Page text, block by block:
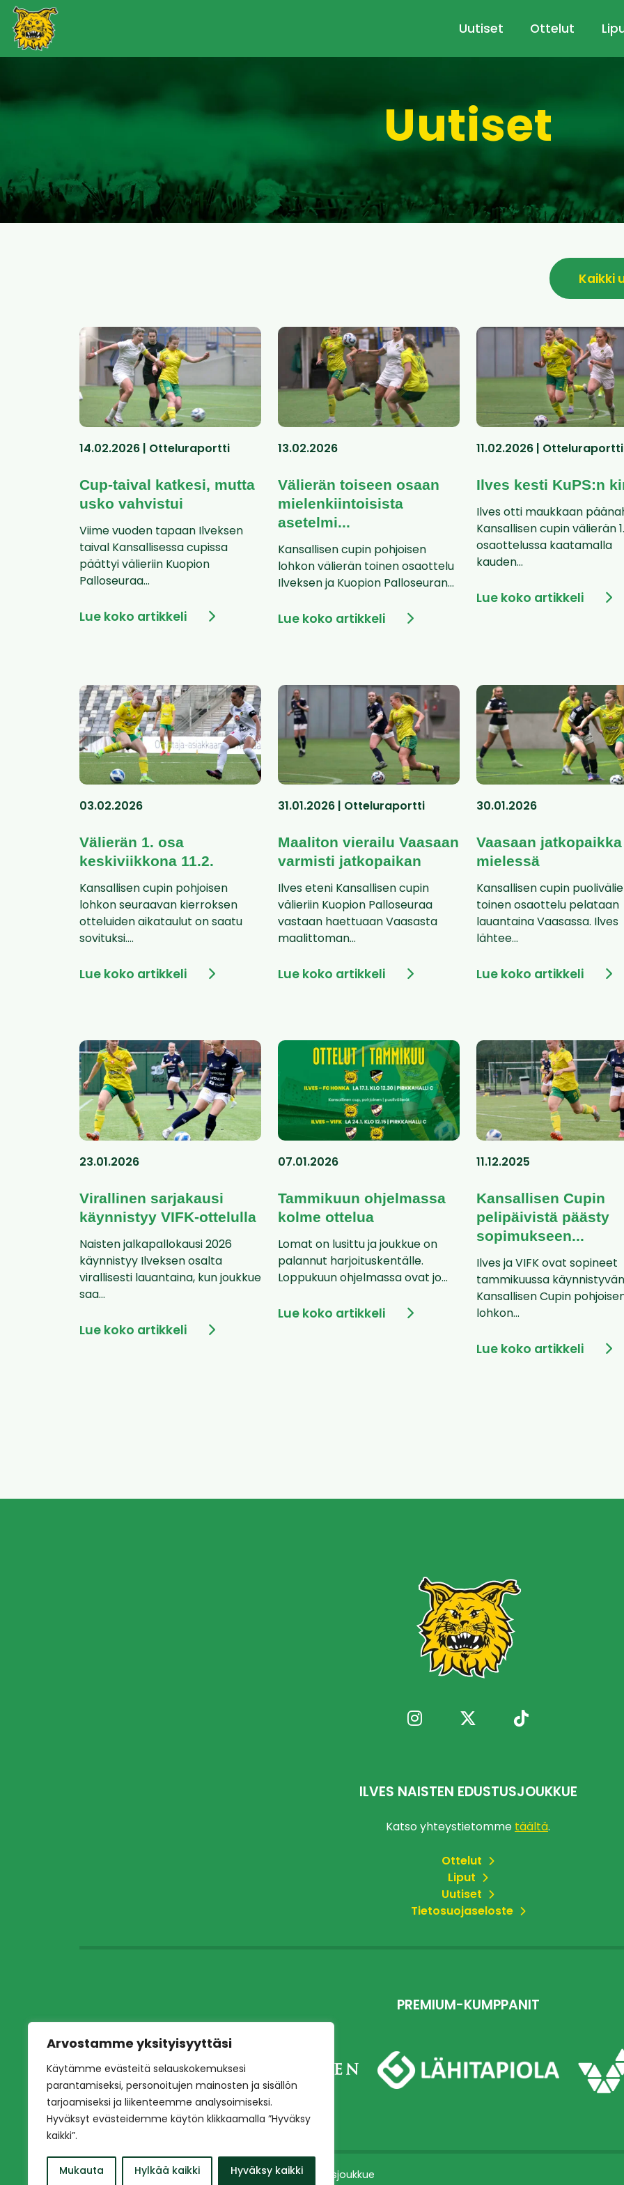
Arvostamme yksityisyyttäsi
Käytämme evästeitä selauskokemuksesi
parantamiseksi, personoitujen mainosten ja sisällön
tarjoamiseksi ja liikenteemme analysoimiseksi.
Hyväksyt evästeidemme käytön klikkaamalla ”Hyväksy
kaikki”.
Mukauta Hylkää kaikki Hyväksy kaikki
Uutiset Ottelut
Uutiset
Kaikki
14.02.2026 | Otteluraportti
Cup-taival katkesi, mutta
usko vahvistui
Viime vuoden tapaan Ilveksen
taival Kansallisessa cupissa
päättyi välieriin Kuopion
Palloseuraa...
Lue koko artikkeli
13.02.2026
Välierän toiseen osaan
mielenkiintoisista
asetelmi...
Kansallisen cupin pohjoisen
lohkon välierän toinen osaottelu
Ilveksen ja Kuopion Palloseuran...
Lue koko artikkeli
11.02.2026 | Otteluraportti
Ilves kesti KuPS:n
Ilves otti maukkaan
Kansallisen cupin välierän 1.
osaottelussa kaatamalla
kauden...
Lue koko artikkeli
03.02.2026
Välierän 1. osa
keskiviikkona 11.2.
Kansallisen cupin pohjoisen
lohkon seuraavan kierroksen
otteluiden aikataulut on saatu
sovituksi....
Lue koko artikkeli
31.01.2026 | Otteluraportti
Maaliton vierailu Vaasaan
varmisti jatkopaikan
Ilves eteni Kansallisen cupin
välieriin Kuopion Palloseuraa
vastaan haettuaan Vaasasta
maalittoman...
Lue koko artikkeli
30.01.2026
Vaasaan jatkopaikka
mielessä
Kansallisen cupin
toinen osaottelu pelataan
lauantaina Vaasassa. Ilves
lähtee...
Lue koko artikkeli
23.01.2026
Virallinen sarjakausi
käynnistyy VIFK-ottelulla
Naisten jalkapallokausi 2026
käynnistyy Ilveksen osalta
virallisesti lauantaina, kun joukkue
saa...
Lue koko artikkeli
07.01.2026
Tammikuun ohjelmassa
kolme ottelua
Lomat on lusittu ja joukkue on
palannut harjoituskentälle.
Loppukuun ohjelmassa ovat jo...
Lue koko artikkeli
11.12.2025
Kansallisen Cupin
pelipäivistä päästy
sopimukseen...
Ilves ja VIFK ovat sopineet
tammikuussa käynnistyvän
Kansallisen Cupin
lohkon...
Lue koko artikkeli
ILVES NAISTEN EDUSTUSJOUKKUE
Katso yhteystietomme täältä.
Ottelut
Liput
Uutiset
Tietosuojaseloste
PREMIUM-KUMPPANIT
Copyright © 2026 Ilves jalkapallo – Naisten edustusjoukkue